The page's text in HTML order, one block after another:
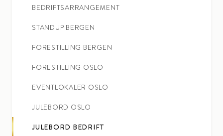
BEDRIFTSARRANGEMENT
STANDUP BERGEN
FORESTILLING BERGEN
FORESTILLING OSLO
EVENTLOKALER OSLO
JULEBORD OSLO
JULEBORD BEDRIFT